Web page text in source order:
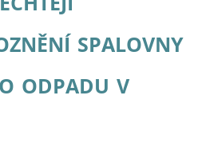
spalovny
odpadu v